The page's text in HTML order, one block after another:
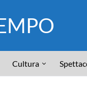
Cultura